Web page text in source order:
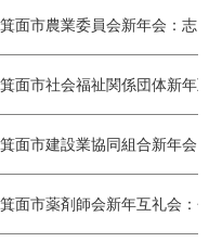
箕面市農業委員会新年会：志
箕面市社会福祉関係団体新年
箕面市建設業協同組合新年会
箕面市薬剤師会新年互礼会：